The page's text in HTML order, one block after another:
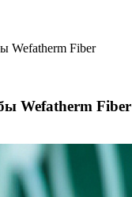
Wefatherm Fiber
Wefatherm Fiber